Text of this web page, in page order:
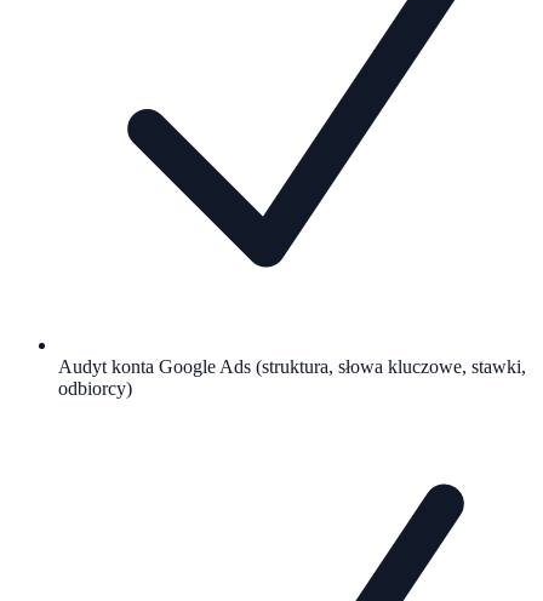
Audyt konta Google Ads (struktura, słowa kluczowe, stawki,
odbiorcy)